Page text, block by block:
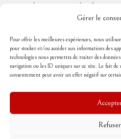
Gérer le
Pour offrir les meilleures expériences, nous
pour stocker et/ou accéder aux informations des
technologies nous permettra de traiter des
navigation ou les ID uniques sur ce site. Le fait de
consentement peut avoir un effet négatif sur
Refuser
partie des oeuvres à des fins
diffusion publique, sous quelque
interdite sans l'autorisation de
voir réclamer des dommages et
Suivez-moi
Politique de